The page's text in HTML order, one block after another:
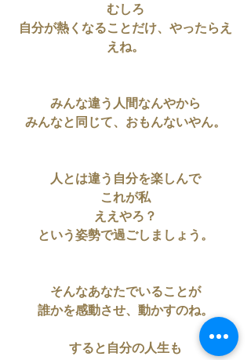
むしろ
自分が熱くなることだけ、やったらえ
えね。
みんな違う人間なんやから
みんなと同じて、おもんないやん。
人とは違う自分を楽しんで
これが私
ええやろ？
という姿勢で過ごしましょう。
そんなあなたでいることが
誰かを感動させ、動かすのね。
すると自分の人生も